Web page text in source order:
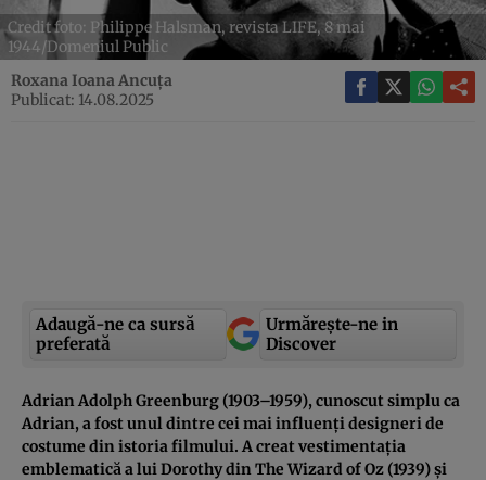
Credit foto: Philippe Halsman, revista LIFE, 8 mai
1944/Domeniul Public
Roxana Ioana Ancuța
Publicat: 14.08.2025
Adaugă-ne ca sursă
preferată
Urmărește-ne in
Discover
Adrian Adolph Greenburg (1903–1959), cunoscut simplu ca
Adrian, a fost unul dintre cei mai influenți designeri de
costume din istoria filmului. A creat vestimentația
emblematică a lui Dorothy din The Wizard of Oz (1939) și